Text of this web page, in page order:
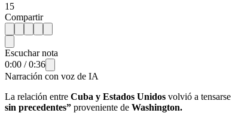
15
Compartir
Escuchar nota
0:00 /0:36
Narración con voz de IA
La relación entre Cuba y Estados Unidos volvió a
sin precedentes” proveniente de Washington.